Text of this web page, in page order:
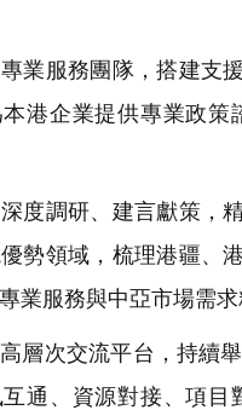
業服務團隊，搭建支
港企業提供專業政
度調研、建言獻策，
勢領域，梳理港疆、
業服務與中亞市場需求
層次交流平台，持續
通、資源對接、項